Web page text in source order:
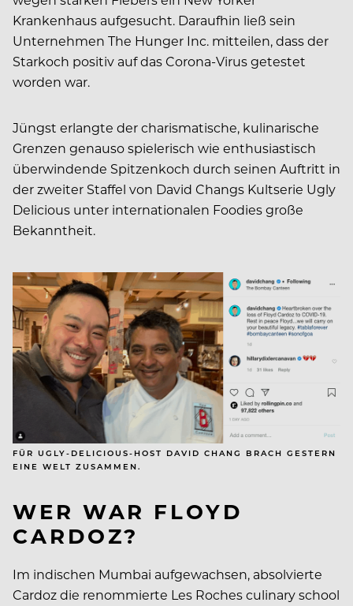
Krankenhaus aufgesucht. Daraufhin ließ sein
Unternehmen The Hunger Inc. mitteilen, dass der
Starkoch positiv auf das Corona-Virus getestet
worden war.
Jüngst erlangte der charismatische, kulinarische
Grenzen genauso spielerisch wie enthusiastisch
überwindende Spitzenkoch durch seinen Auftritt in
der zweiter Staffel von David Changs Kultserie Ugly
Delicious unter internationalen Foodies große
Bekanntheit.
FÜR UGLY-DELICIOUS-HOST DAVID CHANG BRACH GESTERN
EINE WELT ZUSAMMEN.
WER WAR FLOYD
CARDOZ?
Im indischen Mumbai aufgewachsen, absolvierte
Cardoz die renommierte Les Roches culinary school